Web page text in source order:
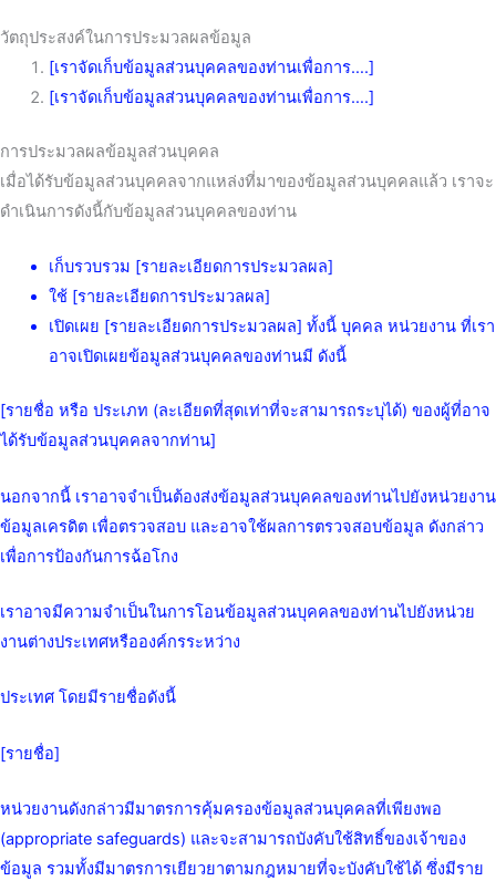
วัตถุประสงค์ในการประมวลผลข้อมูล
[เราจัดเก็บข้อมูลส่วนบุคคลของท่านเพื่อการ….]
[เราจัดเก็บข้อมูลส่วนบุคคลของท่านเพื่อการ….]
การประมวลผลข้อมูลส่วนบุคคล
เมื่อได้รับข้อมูลส่วนบุคคลจากแหล่งที่มาของข้อมูลส่วนบุคคลแล้ว เราจะ
ดำเนินการดังนี้กับข้อมูลส่วนบุคคลของท่าน
เก็บรวบรวม [รายละเอียดการประมวลผล]
ใช้ [รายละเอียดการประมวลผล]
เปิดเผย [รายละเอียดการประมวลผล] ทั้งนี้ บุคคล หน่วยงาน ที่เรา
อาจเปิดเผยข้อมูลส่วนบุคคลของท่านมี ดังนี้
[รายชื่อ หรือ ประเภท (ละเอียดที่สุดเท่าที่จะสามารถระบุได้) ของผู้ที่อาจ
ได้รับข้อมูลส่วนบุคคลจากท่าน]
นอกจากนี้ เราอาจจำเป็นต้องส่งข้อมูลส่วนบุคคลของท่านไปยังหน่วยงาน
ข้อมูลเครดิต เพื่อตรวจสอบ และอาจใช้ผลการตรวจสอบข้อมูล ดังกล่าว
เพื่อการป้องกันการฉ้อโกง
เราอาจมีความจำเป็นในการโอนข้อมูลส่วนบุคคลของท่านไปยังหน่วย
งานต่างประเทศหรือองค์กรระหว่าง
ประเทศ โดยมีรายชื่อดังนี้
[รายชื่อ]
หน่วยงานดังกล่าวมีมาตรการคุ้มครองข้อมูลส่วนบุคคลที่เพียงพอ
(appropriate safeguards) และจะสามารถบังคับใช้สิทธิ์ของเจ้าของ
ข้อมูล รวมทั้งมีมาตรการเยียวยาตามกฎหมายที่จะบังคับใช้ได้ ซึ่งมีราย